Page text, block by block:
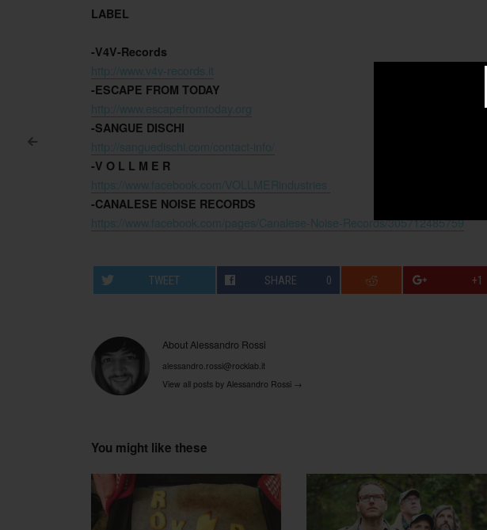
Post navigation
<
LABEL
-V4V-Records
http://www.v4v-records.it
-ESCAPE FROM TODAY
http://www.escapefromtoday.org
-SANGUE DISCHI
http://sanguedischi.com/contact-info/
-V O L L M E R
https://www.facebook.com/VOLLMERindustries
-CANALESE NOISE RECORDS
https://www.facebook.com/pages/Canalese-Noise-Records/305712485759
TWEET SHARE 0 +1
About Alessandro Rossi
alessandro.rossi@rocklab.it
View all posts by Alessandro Rossi →
You might like these